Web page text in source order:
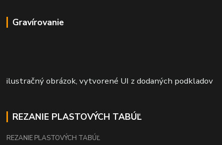
Gravírovanie
ilustračný obrázok, vytvorené UI z dodaných podkladov
REZANIE PLASTOVÝCH TABÚĽ
REZANIE PLASTOVÝCH TABÚĽ